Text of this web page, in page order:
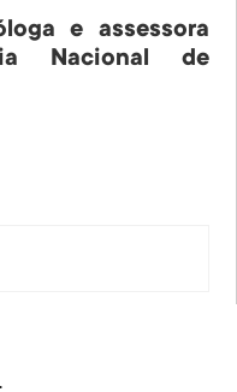
e assessora
Nacional de